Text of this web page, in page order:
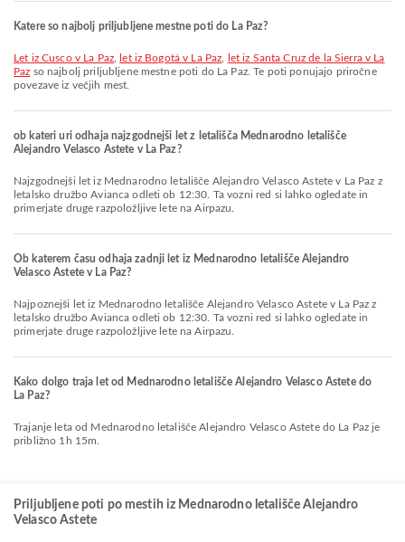
Katere so najbolj priljubljene mestne poti do La Paz?
let iz Cusco v La Paz, let iz Bogotá v La Paz
let iz Santa Cruz de la Sierra v La
Paz so najbolj priljubljene mestne poti do La Paz. Te poti ponujajo priročne
povezave iz večjih mest.
ob kateri uri odhaja najzgodnejši let z letališča Mednarodno letališče
Alejandro Velasco Astete v La Paz?
Najzgodnejši let iz Mednarodno letališče Alejandro Velasco Astete v La Paz z
letalsko družbo Avianca odleti ob 12:30. Ta vozni red si lahko ogledate in
primerjate druge razpoložljive lete na Airpazu.
Ob katerem času odhaja zadnji let iz Mednarodno letališče Alejandro
Velasco Astete v La Paz?
Najpoznejši let iz Mednarodno letališče Alejandro Velasco Astete v La Paz z
letalsko družbo Avianca odleti ob 12:30. Ta vozni red si lahko ogledate in
primerjate druge razpoložljive lete na Airpazu.
Kako dolgo traja let od Mednarodno letališče Alejandro Velasco Astete do
La Paz?
Trajanje leta od Mednarodno letališče Alejandro Velasco Astete do La Paz je
približno 1h 15m.
Priljubljene poti po mestih iz Mednarodno letališče Alejandro
Velasco Astete